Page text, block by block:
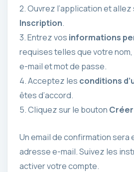
2. Ouvrez l’application et
Inscription.
3. Entrez vos informations
requises telles que votre
e-mail et mot de passe.
4. Acceptez les conditions
êtes d’accord.
5. Cliquez sur le bouton
Un email de confirmation sera
adresse e-mail. Suivez les
activer votre compte.